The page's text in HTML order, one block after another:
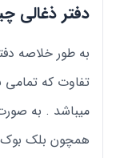
دفتر ذغالی
به طور خلاصه
تفاوت که تمامی
میباشد . به
همچون بلک بوک